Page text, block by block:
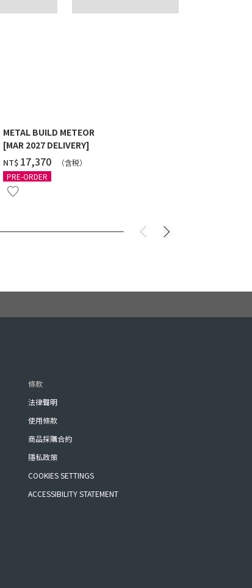
METAL BUILD METEOR
[MAR 2027 DELIVERY]
NT$ ‌17,370
（含税）
PRE-ORDER
條款
法律聲明
使用條款
商品採購合約
隱私政策
COOKIES SETTINGS
ACCESSIBILITY STATEMENT